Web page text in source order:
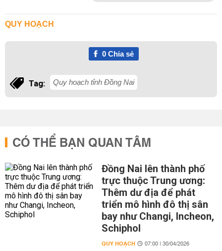
QUY HOẠCH
0Chia sẻ
Tag: Quy hoạch tỉnh Đồng Nai
CÓ THỂ BẠN QUAN TÂM
Đồng Nai lên thành phố
trực thuộc Trung ương:
Thêm dư địa để phát
triển mô hình đô thị sân
bay như Changi, Incheon,
Schiphol
QUY HOẠCH 07:00 | 30/04/2026